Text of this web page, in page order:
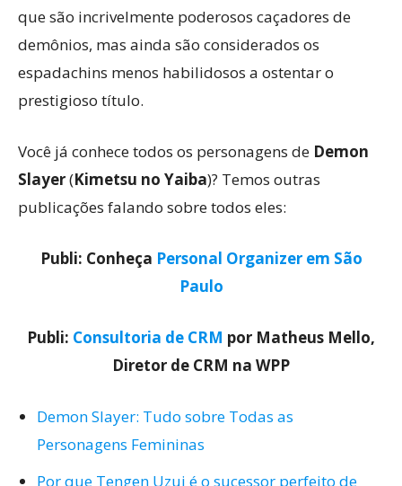
que são incrivelmente poderosos caçadores de
demônios, mas ainda são considerados os
espadachins menos habilidosos a ostentar o
prestigioso título.
Você já conhece todos os personagens de Demon
Slayer(Kimetsu no Yaiba)? Temos outras
publicações falando sobre todos eles:
Publi: Conheça Personal Organizer em São
Paulo
Publi: Consultoria de CRM por Matheus Mello,
Diretor de CRM na WPP
Demon Slayer: Tudo sobre Todas as
Personagens Femininas
Por que Tengen Uzui é o sucessor perfeito de